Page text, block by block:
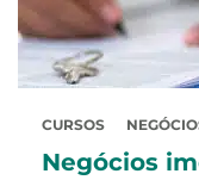
CURSOS
Negócios